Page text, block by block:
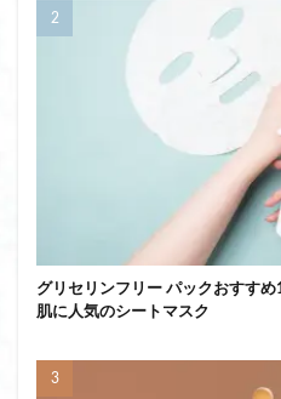
グリセリンフリー パックおすす
肌に人気のシートマスク